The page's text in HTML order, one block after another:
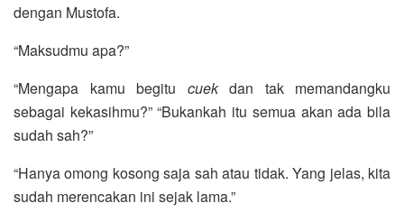
dengan Mustofa.
“Maksudmu apa?”
“Mengapa kamu begitu cuek dan tak memandangku
sebagai kekasihmu?” “Bukankah itu semua akan ada bila
sudah sah?”
“Hanya omong kosong saja sah atau tidak. Yang jelas, kita
sudah merencakan ini sejak lama.”